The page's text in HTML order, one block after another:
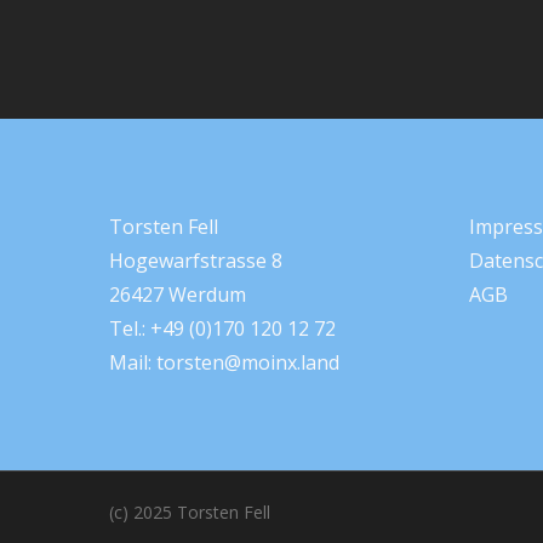
Torsten Fell
Hogewarfstrasse 8
26427 Werdum
Tel.: +49 (0)170 120 12 72
Mail: torsten@moinx.land
AGB
(c) 2025 Torsten Fell